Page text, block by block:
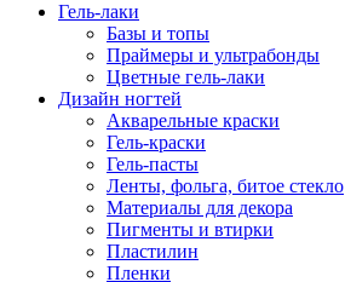
Гель-лаки
Базы и топы
Праймеры и ультрабонды
Цветные гель-лаки
Дизайн ногтей
Акварельные краски
Гель-краски
Гель-пасты
Ленты, фольга, битое стекло
Материалы для декора
Пигменты и втирки
Пластилин
Пленки